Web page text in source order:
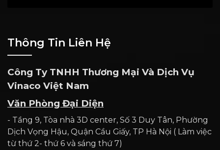
Thông Tin Liên Hệ
Công Ty TNHH Thương Mại Và Dịch Vụ
Vinaco Việt Nam
Văn Phòng Đại Diện
- Tầng 9, Tòa nhà 3D center, Số 3 Duy Tân, Phường
Dịch Vọng Hậu, Quận Cầu Giấy, TP Hà Nội ( Làm việc
từ thứ 2- thứ 6 và sáng thứ 7)